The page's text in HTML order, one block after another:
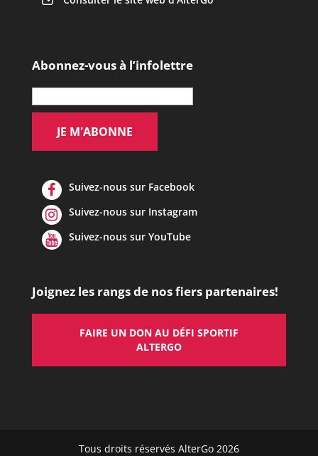
Abonnez-vous à l’infolettre
Suivez-nous sur Facebook
Suivez-nous sur Instagram
Suivez-nous sur YouTube
Joignez les rangs de nos fiers partenaires!
FAIRE UN DON AU DÉFI SPORTIF
ALTERGO
Tous droits réservés AlterGo 2026